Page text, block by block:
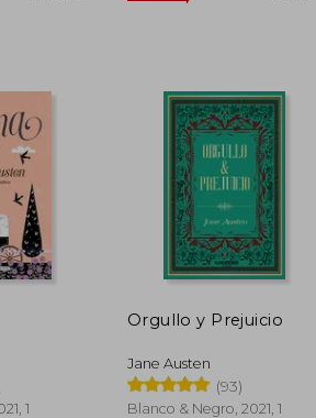
$ 13.45
45%
dcto.
1
Orgullo y Prejuicio
Jane Austen
(93)
Blanco & Negro, 2021, 1